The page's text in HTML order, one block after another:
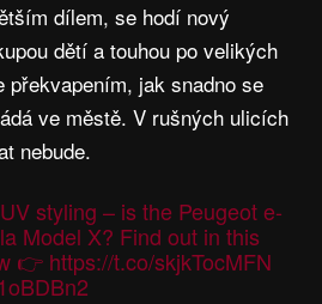
dílem, se hodí nový
dětí a touhou po velikých
překvapením, jak snadno se
ve městě. V rušných ulicích
nebude.
styling – is the Peugeot e-
Model X? Find out in this
👉 https://t.co/skjkTocMFN